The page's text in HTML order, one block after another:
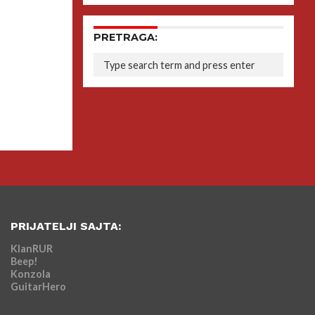
PRETRAGA:
PRIJATELJI SAJTA:
KlanRUR
Beep!
Konzola
GuitarHero